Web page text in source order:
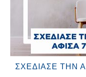
ΣΧΕΔΙΑΣΕ ΤΗΝ